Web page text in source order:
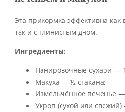
Эта прикормка эффективна как
так и с глинистым дном.
Ингредиенты:
Панировочные сухари —
Макуха — ½ стакана;
Измельчённое печенье —
Укроп (сухой или